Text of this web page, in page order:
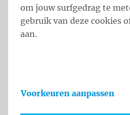
Vlag Saint-
Miquelon
om jouw surfgedrag te
gebruik van deze cookies
aan.
Voorkeuren aanpassen